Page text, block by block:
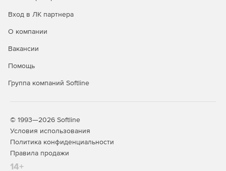
Вход в ЛК партнера
О компании
Вакансии
Помощь
Группа компаний Softline
© 1993—2026 Softline
Условия использования
Политика конфиденциальности
Правила продажи
14+